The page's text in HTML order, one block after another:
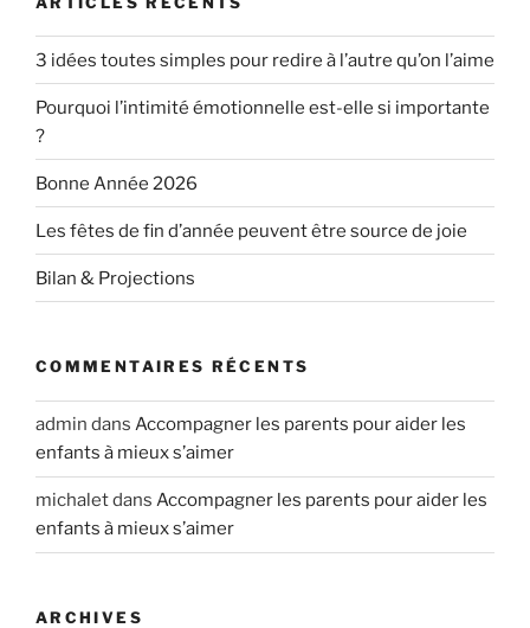
3 idées toutes simples pour redire à l’autre qu’on l’aime
Pourquoi l’intimité émotionnelle est-elle si importante
?
Bonne Année 2026
Les fêtes de fin d’année peuvent être source de joie
Bilan & Projections
COMMENTAIRES RÉCENTS
admin dans Accompagner les parents pour aider les
enfants à mieux s’aimer
michaletdans Accompagner les parents pour aider les
enfants à mieux s’aimer
ARCHIVES